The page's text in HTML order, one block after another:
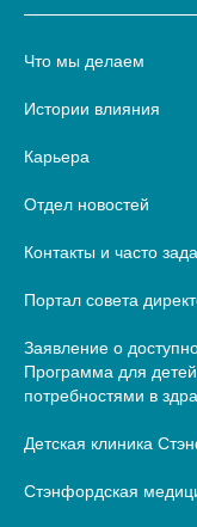
Что мы делаем
Истории влияния
Карьера
Отдел новостей
Контакты и часто
Портал совета
Заявление о
Программа для
потребностями в
Детская клиника
Стэнфордская